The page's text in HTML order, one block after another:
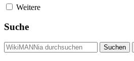
Weitere
Suche